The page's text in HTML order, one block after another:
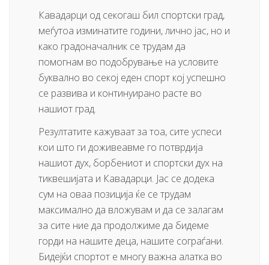
Кавадарци од секогаш бил спортски град,
меѓутоа изминатите години, лично јас, но и
како градоначалник се трудам да
помогнам во подобрување на условите
буквално во секој еден спорт кој успешно
се развива и континуирано расте во
нашиот град.
Резултатите кажуваат за тоа, сите успеси
кои што ги доживеавме го потврдија
нашиот дух, борбениот и спортски дух на
тиквешијата и Кавадарци. Јас се додека
сум на оваа позиција ќе се трудам
максимално да вложувам и да се залагам
за сите ние да продолжиме да бидеме
горди на нашите деца, нашите сограѓани.
Бидејќи спортот е многу важна алатка во